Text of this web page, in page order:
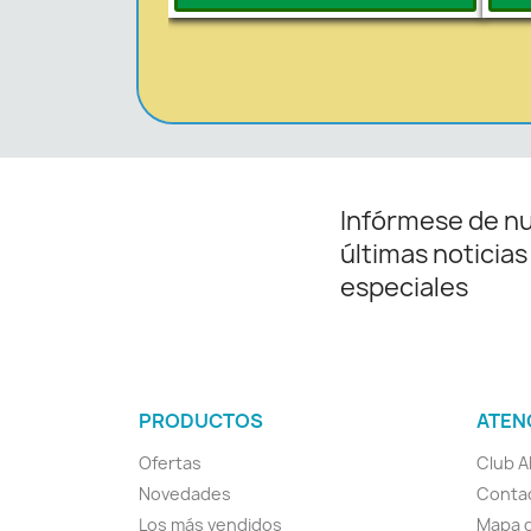
Infórmese de
últimas
especiales
PRODUCTOS
Ofertas
Novedades
Los más vendidos
Club
Mapa